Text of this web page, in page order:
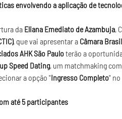
envolvendo a aplicação de
da Eliana Emediato de Azambuja,
, que vai apresentar a Câmara
AHK São Paulo terão a
Speed Dating, um matchmaking
a opção "Ingresso Completo"
até 5 participantes